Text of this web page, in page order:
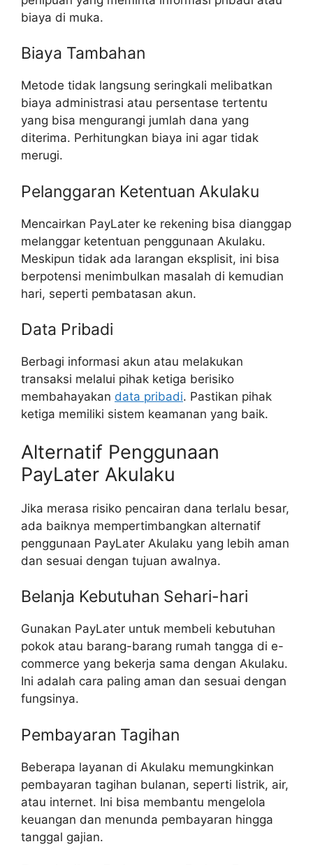
biaya di muka.
Biaya Tambahan
Metode tidak langsung seringkali melibatkan
biaya administrasi atau persentase tertentu
yang bisa mengurangi jumlah dana yang
diterima. Perhitungkan biaya ini agar tidak
merugi.
Pelanggaran Ketentuan Akulaku
Mencairkan PayLater ke rekening bisa dianggap
melanggar ketentuan penggunaan Akulaku.
Meskipun tidak ada larangan eksplisit, ini bisa
berpotensi menimbulkan masalah di kemudian
hari, seperti pembatasan akun.
Data Pribadi
Berbagi informasi akun atau melakukan
transaksi melalui pihak ketiga berisiko
membahayakan data pribadi. Pastikan pihak
ketiga memiliki sistem keamanan yang baik.
Alternatif Penggunaan
PayLater Akulaku
Jika merasa risiko pencairan dana terlalu besar,
ada baiknya mempertimbangkan alternatif
penggunaan PayLater Akulaku yang lebih aman
dan sesuai dengan tujuan awalnya.
Belanja Kebutuhan Sehari-hari
Gunakan PayLater untuk membeli kebutuhan
pokok atau barang-barang rumah tangga di e-
commerce yang bekerja sama dengan Akulaku.
Ini adalah cara paling aman dan sesuai dengan
fungsinya.
Pembayaran Tagihan
Beberapa layanan di Akulaku memungkinkan
pembayaran tagihan bulanan, seperti listrik, air,
atau internet. Ini bisa membantu mengelola
keuangan dan menunda pembayaran hingga
tanggal gajian.